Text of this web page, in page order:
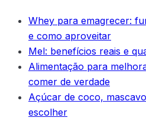
Whey para emagrecer:
e como aproveitar
Mel: benefícios reais e
Alimentação para
comer de verdade
Açúcar de coco,
escolher